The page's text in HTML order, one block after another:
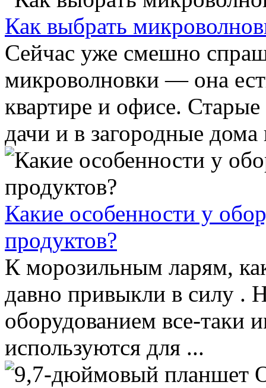
Как выбрать
Сейчас уже смешно
микроволновки — она
квартире и офисе.
дачи и в загородные дома
Какие особенности у
продуктов?
К морозильным ларям,
давно привыкли в силу .
оборудованием все-таки
используются для ...